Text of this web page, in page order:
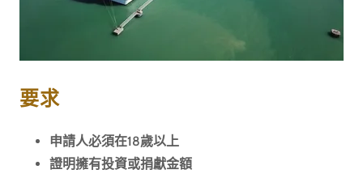
要求
申請人必須在18歲以上
證明擁有投資或捐獻金額